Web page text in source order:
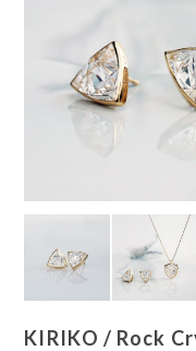
KIRIKO / Rock